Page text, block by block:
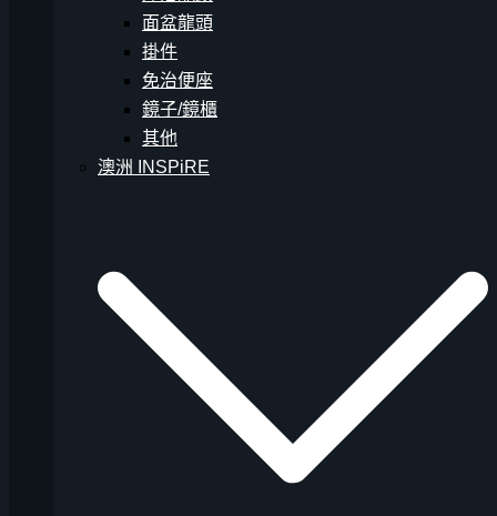
面盆龍頭
掛件
免治便座
鏡子/鏡櫃
其他
澳洲 INSPiRE